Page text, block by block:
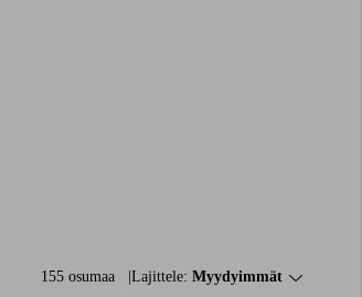
155 osumaa Lajittele: Myydyimmät